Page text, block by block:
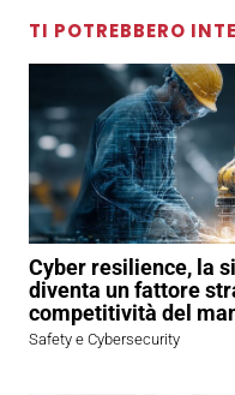
TI POTREBBERO
Cyber resilience, la
diventa un fattore
competitività del
Safety e Cybersecurity